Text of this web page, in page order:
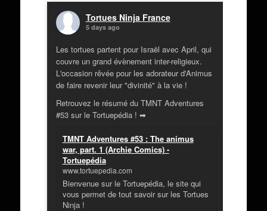
Tortues Ninja France
5 days ago
Les tortues partent pour Israël avec April, qui
couvre un grand évènement inter-religieux.
L'occasion rêvée pour les adorateur d'Animus
de faire revenir leur "divinité" à la vie !
Retrouvez le résumé du TMNT Adventures
#53 sur le Tortuepédia ! ➡
TMNT Adventures #53 : The animus
war, part. 1 (Archie Comics) -
Tortuepédia
www.tortuepedia.com
Bienvenue sur le Tortuepédia, le site qui
vous permet de tout savoir sur les Tortues
Ninja !